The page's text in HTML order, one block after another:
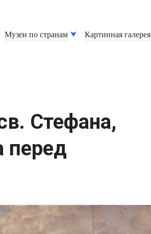
Музеи по странам Картинная галерея
Стефана,
перед